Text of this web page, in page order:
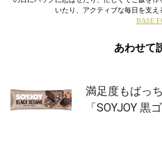
いたり、アクティブな毎日を支え
BASE
あわせて
満足度もばっ
「SOYJOY 黒